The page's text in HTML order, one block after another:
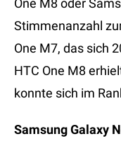
One M8 oder
Stimmenanzahl
One M7, das sich
HTC One M8
konnte sich im
Samsung Galaxy